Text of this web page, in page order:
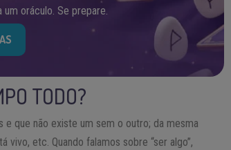
um oráculo. Se prepare.
TODO?
e que não existe um sem o outro; da mesma
etc. Quando falamos sobre “ser algo”,